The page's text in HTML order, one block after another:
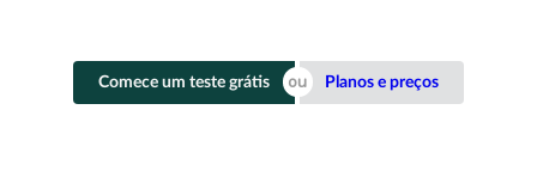
Comece um teste grátis Planos e preços